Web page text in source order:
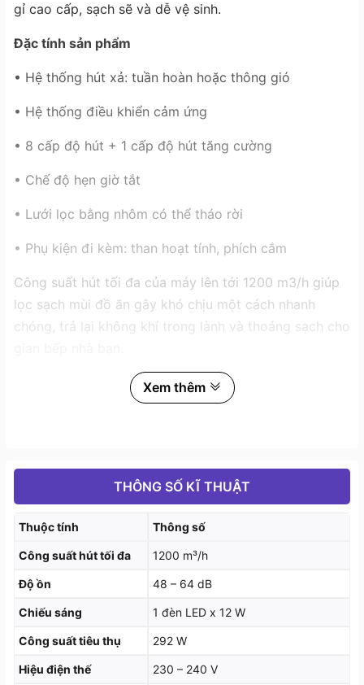
gỉ cao cấp, sạch sẽ và dễ vệ sinh.
Đặc tính sản phẩm
• Hệ thống hút xả: tuần hoàn hoặc thông gió
• Hệ thống điều khiển cảm ứng
• 8 cấp độ hút + 1 cấp độ hút tăng cường
• Chế độ hẹn giờ tắt
• Lưới lọc bằng nhôm có thể tháo rời
• Phụ kiện đi kèm: than hoạt tính, phích cắm
Công suất hút tối đa của máy lên tới 1200 m3/h giúp
lọc sạch mùi đồ ăn gây khó chịu một cách nhanh
chóng, trả lại không khí trong lành và thoáng sạch cho
Xem thêm
THÔNG SỐ KĨ THUẬT
Thuộc tính Thông số
Công suất hút tối đa 1200 m³/h
Độ ồn 48 – 64 dB
Chiếu sáng 1 đèn LED x 12 W
Công suất tiêu thụ 292 W
Hiệu điện thế 230 – 240 V